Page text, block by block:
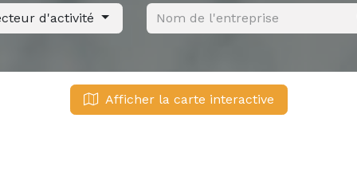
d'activité
Afficher la carte interactive